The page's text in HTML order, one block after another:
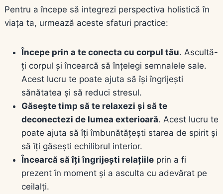
Pentru a începe să integrezi perspectiva holistică în
viața ta, urmează aceste sfaturi practice:
Începe prin a te conecta cu corpul tău. Ascultă-
ți corpul și încearcă să înțelegi semnalele sale.
Acest lucru te poate ajuta să își îngrijești
sănătatea și să reduci stresul.
Găsește timp să te relaxezi și să te
deconectezi de lumea exterioară. Acest lucru te
poate ajuta să îți îmbunătățești starea de spirit și
să îți găsești echilibrul interior.
Încearcă să îți îngrijești relațiile prin a fi
prezent în moment și a asculta cu adevărat pe
ceilalți.